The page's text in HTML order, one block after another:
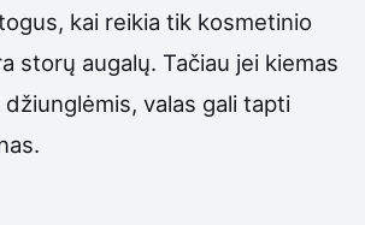
kai reikia tik kosmetinio
storų augalų. Tačiau jei kiemas
valas gali tapti